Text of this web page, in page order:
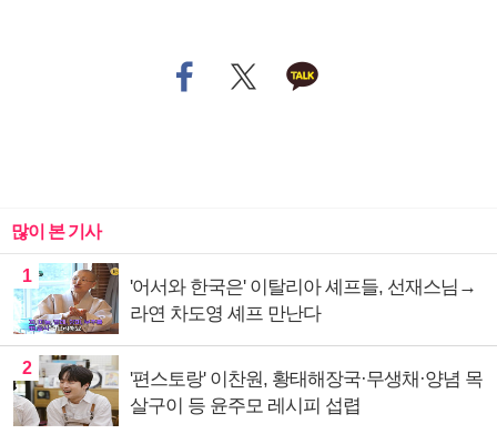
많이 본 기사
1
'어서와 한국은' 이탈리아 셰프들, 선재스님→
라연 차도영 셰프 만난다
2
'편스토랑' 이찬원, 황태해장국·무생채·양념 목
살구이 등 윤주모 레시피 섭렵